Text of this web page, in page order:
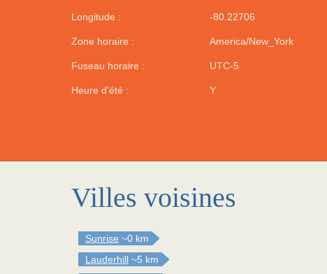
Longitude : -80.22706
Zone horaire : America/New_York
Fuseau horaire : UTC-5
Heure d'été : Y
Villes voisines
Sunrise ~0 km
Lauderhill ~5 km